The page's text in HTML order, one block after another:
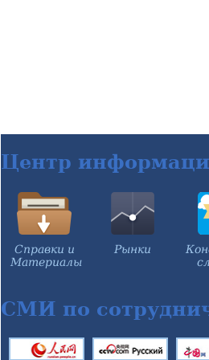
Центр
Справки и
Материалы
Рынки
СМИ по